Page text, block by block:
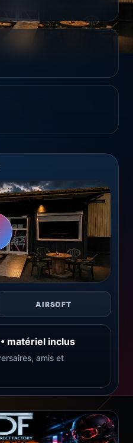
AIRSOFT
matériel inclus
amis et